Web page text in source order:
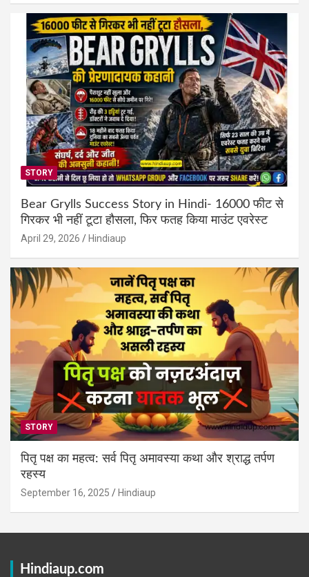
STORY
Bear Grylls Success Story in Hindi- 16000 फीट से
गिरकर भी नहीं टूटा हौसला, फिर फतह किया माउंट एवरेस्ट
April 29, 2026 Hindiaup
STORY
पितृ पक्ष का महत्व: सर्व पितृ अमावस्या कथा और श्राद्ध तर्पण
रहस्य
September 16, 2025 Hindiaup
Hindiaup.com